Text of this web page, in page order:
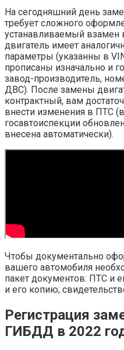
На сегодняшний день
требует сложного
устанавливаемый
двигатель имеет
параметры (указанны в
прописаны изначально и
завод-производитель,
ДВС). После замены
контрактный, вам
внести изменения в ПТС
госавтоиспекции
внесена автоматически).
Чтобы документально
вашего автомобиля
пакет документов: ПТС и
и его копию;
Регистрация
ГИБДД в 2022